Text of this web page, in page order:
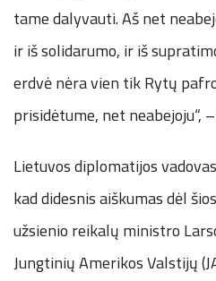
tame dalyvauti. Aš net
ir iš solidarumo, ir iš
erdvė nėra vien tik Rytų
prisidėtume, net neabejoju“,
Lietuvos diplomatijos
kad didesnis aiškumas dėl
užsienio reikalų ministro
Jungtinių Amerikos Valstijų